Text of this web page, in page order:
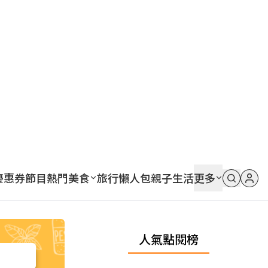
惠券節目熱門美食 旅行懶人包親子生活更多
人氣點閱榜